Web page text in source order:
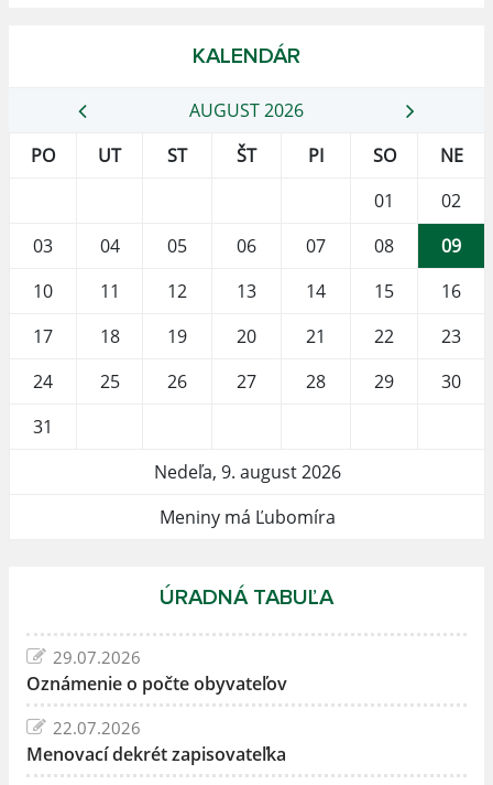
KALENDÁR
AUGUST 2026
PO
UT ST ŠT PI SO
NE
01
02
03
04 05 06 07 08
09
10
11 12 13 14 15
16
17
18 19 20 21 22
23
24
25 26 27 28 29
30
31
Nedeľa, 9. august 2026
Meniny má Ľubomíra
ÚRADNÁ TABUĽA
29.07.2026
Oznámenie o počte obyvateľov
22.07.2026
Menovací dekrét zapisovateľka